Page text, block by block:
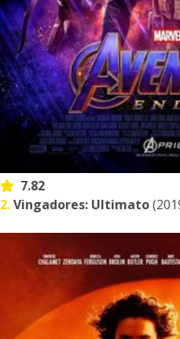
7.82
2.Vingadores: Ultimato